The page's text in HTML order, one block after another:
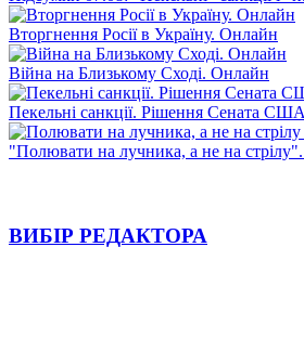
Вторгнення Росії в Україну. Онлайн
Війна на Близькому Сході. Онлайн
Пекельні санкції. Рішення Сената США
"Полювати на лучника, а не на
ВИБІР РЕДАКТОРА